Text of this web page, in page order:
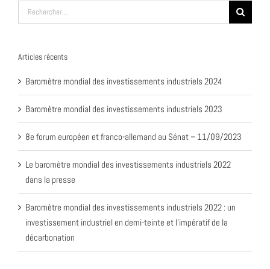
Rechercher:
Articles récents
Baromètre mondial des investissements industriels 2024
Baromètre mondial des investissements industriels 2023
8e forum européen et franco-allemand au Sénat – 11/09/2023
Le baromètre mondial des investissements industriels 2022
dans la presse
Baromètre mondial des investissements industriels 2022 : un
investissement industriel en demi-teinte et l’impératif de la
décarbonation